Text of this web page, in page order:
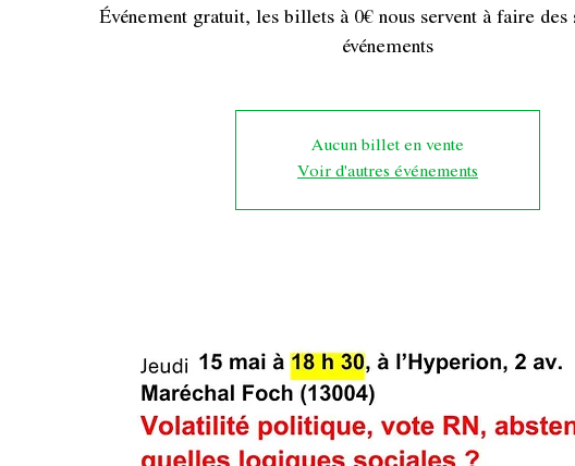
Événement gratuit, les billets à 0€ nous servent à faire des
événements
Aucun billet en vente
Voir d'autres événements